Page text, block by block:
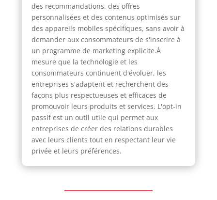
des recommandations, des offres
personnalisées et des contenus optimisés sur
des appareils mobiles spécifiques, sans avoir à
demander aux consommateurs de s'inscrire à
un programme de marketing explicite.À
mesure que la technologie et les
consommateurs continuent d'évoluer, les
entreprises s'adaptent et recherchent des
façons plus respectueuses et efficaces de
promouvoir leurs produits et services. L'opt-in
passif est un outil utile qui permet aux
entreprises de créer des relations durables
avec leurs clients tout en respectant leur vie
privée et leurs préférences.